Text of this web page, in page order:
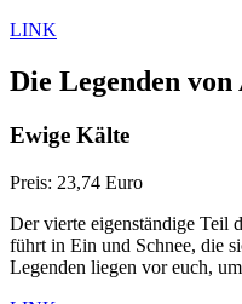
LINK
Die Legenden
Ewige Kälte
Preis: 23,74 Euro
Der vierte eigenständige Teil
führt in Ein und Schnee, die
Legenden liegen vor euch,